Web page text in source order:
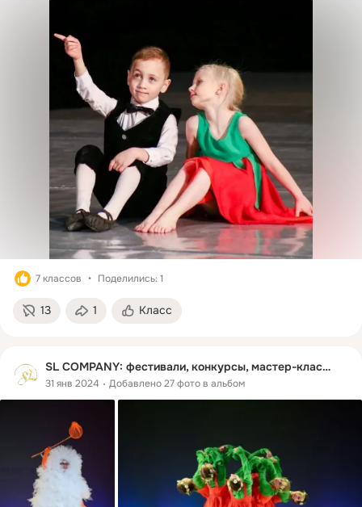
7 классов Поделились: 1
13 1 Класс
SL COMPANY: фестивали, конкурсы, мастер-классы
31 янв 2024 Добавлено 27 фото в альбом